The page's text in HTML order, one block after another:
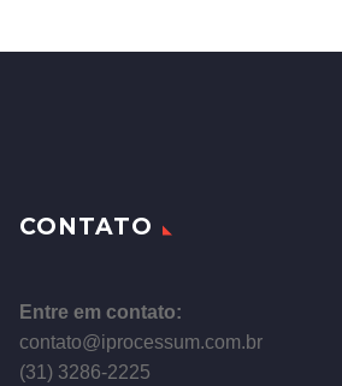
CONTATO
Entre em contato:
contato@iprocessum.com.br
(31) 3286-2225